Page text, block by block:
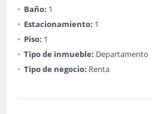
Baño: 1
Estacionamiento: 1
Piso: 1
Tipo de inmueble: Departamento
Tipo de negocio: Renta